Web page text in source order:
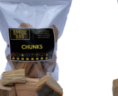
Toevoegen
aan
verlanglijst